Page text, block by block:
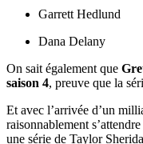
Garrett Hedlund
Dana Delany
On sait également que
saison 4, preuve que la
Et avec l’arrivée d’un
raisonnablement
une série de Taylor